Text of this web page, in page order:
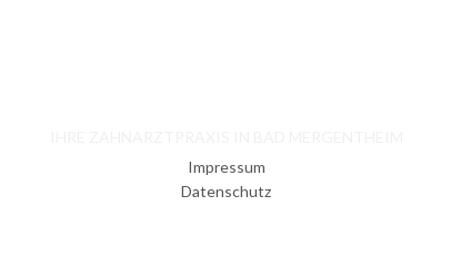
Impressum
Datenschutz